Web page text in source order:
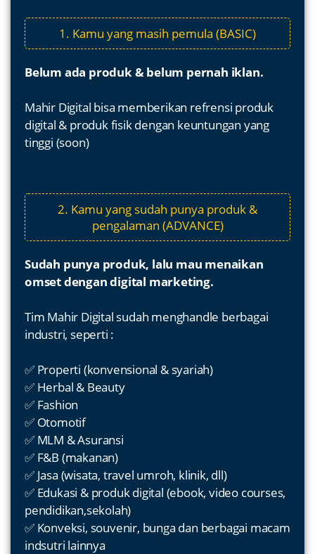
1. Kamu yang masih pemula (BASIC)
Belum ada produk & belum pernah iklan.
Mahir Digital bisa memberikan refrensi produk
digital & produk fisik dengan keuntungan yang
tinggi (soon)
2. Kamu yang sudah punya produk &
pengalaman (ADVANCE)
Sudah punya produk, lalu mau menaikan
omset dengan digital marketing.
Tim Mahir Digital sudah menghandle berbagai
industri, seperti :
✅ Properti (konvensional & syariah)
✅ Herbal & Beauty
✅ Fashion
✅ Otomotif
✅ MLM & Asuransi
✅ F&B (makanan)
✅ Jasa (wisata, travel umroh, klinik, dll)
✅ Edukasi & produk digital (ebook, video courses,
pendidikan,sekolah)
✅ Konveksi, souvenir, bunga dan berbagai macam
indsutri lainnya